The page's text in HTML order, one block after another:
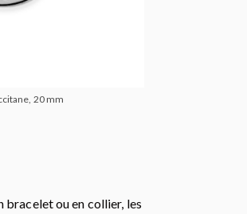
20 mm
ou en collier, les